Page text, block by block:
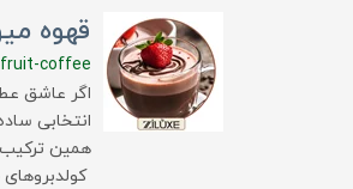
قهوه
coffee
اگر عاشق
انتخابی
همین